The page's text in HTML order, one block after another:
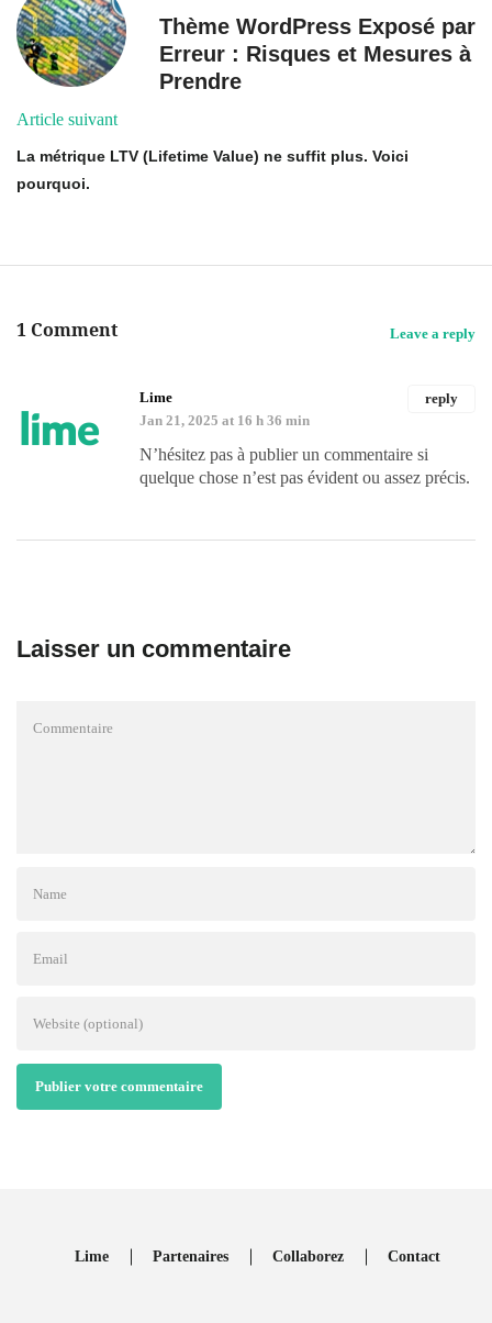
Thème WordPress Exposé par
Erreur : Risques et Mesures à
Prendre
Article suivant
La métrique LTV (Lifetime Value) ne suffit plus. Voici
pourquoi.
1 Comment Leave a reply
reply
Lime
Jan 21, 2025 at 16 h 36 min
N’hésitez pas à publier un commentaire si
quelque chose n’est pas évident ou assez précis.
Laisser un commentaire
Publier votre commentaire
Lime Partenaires Collaborez Contact